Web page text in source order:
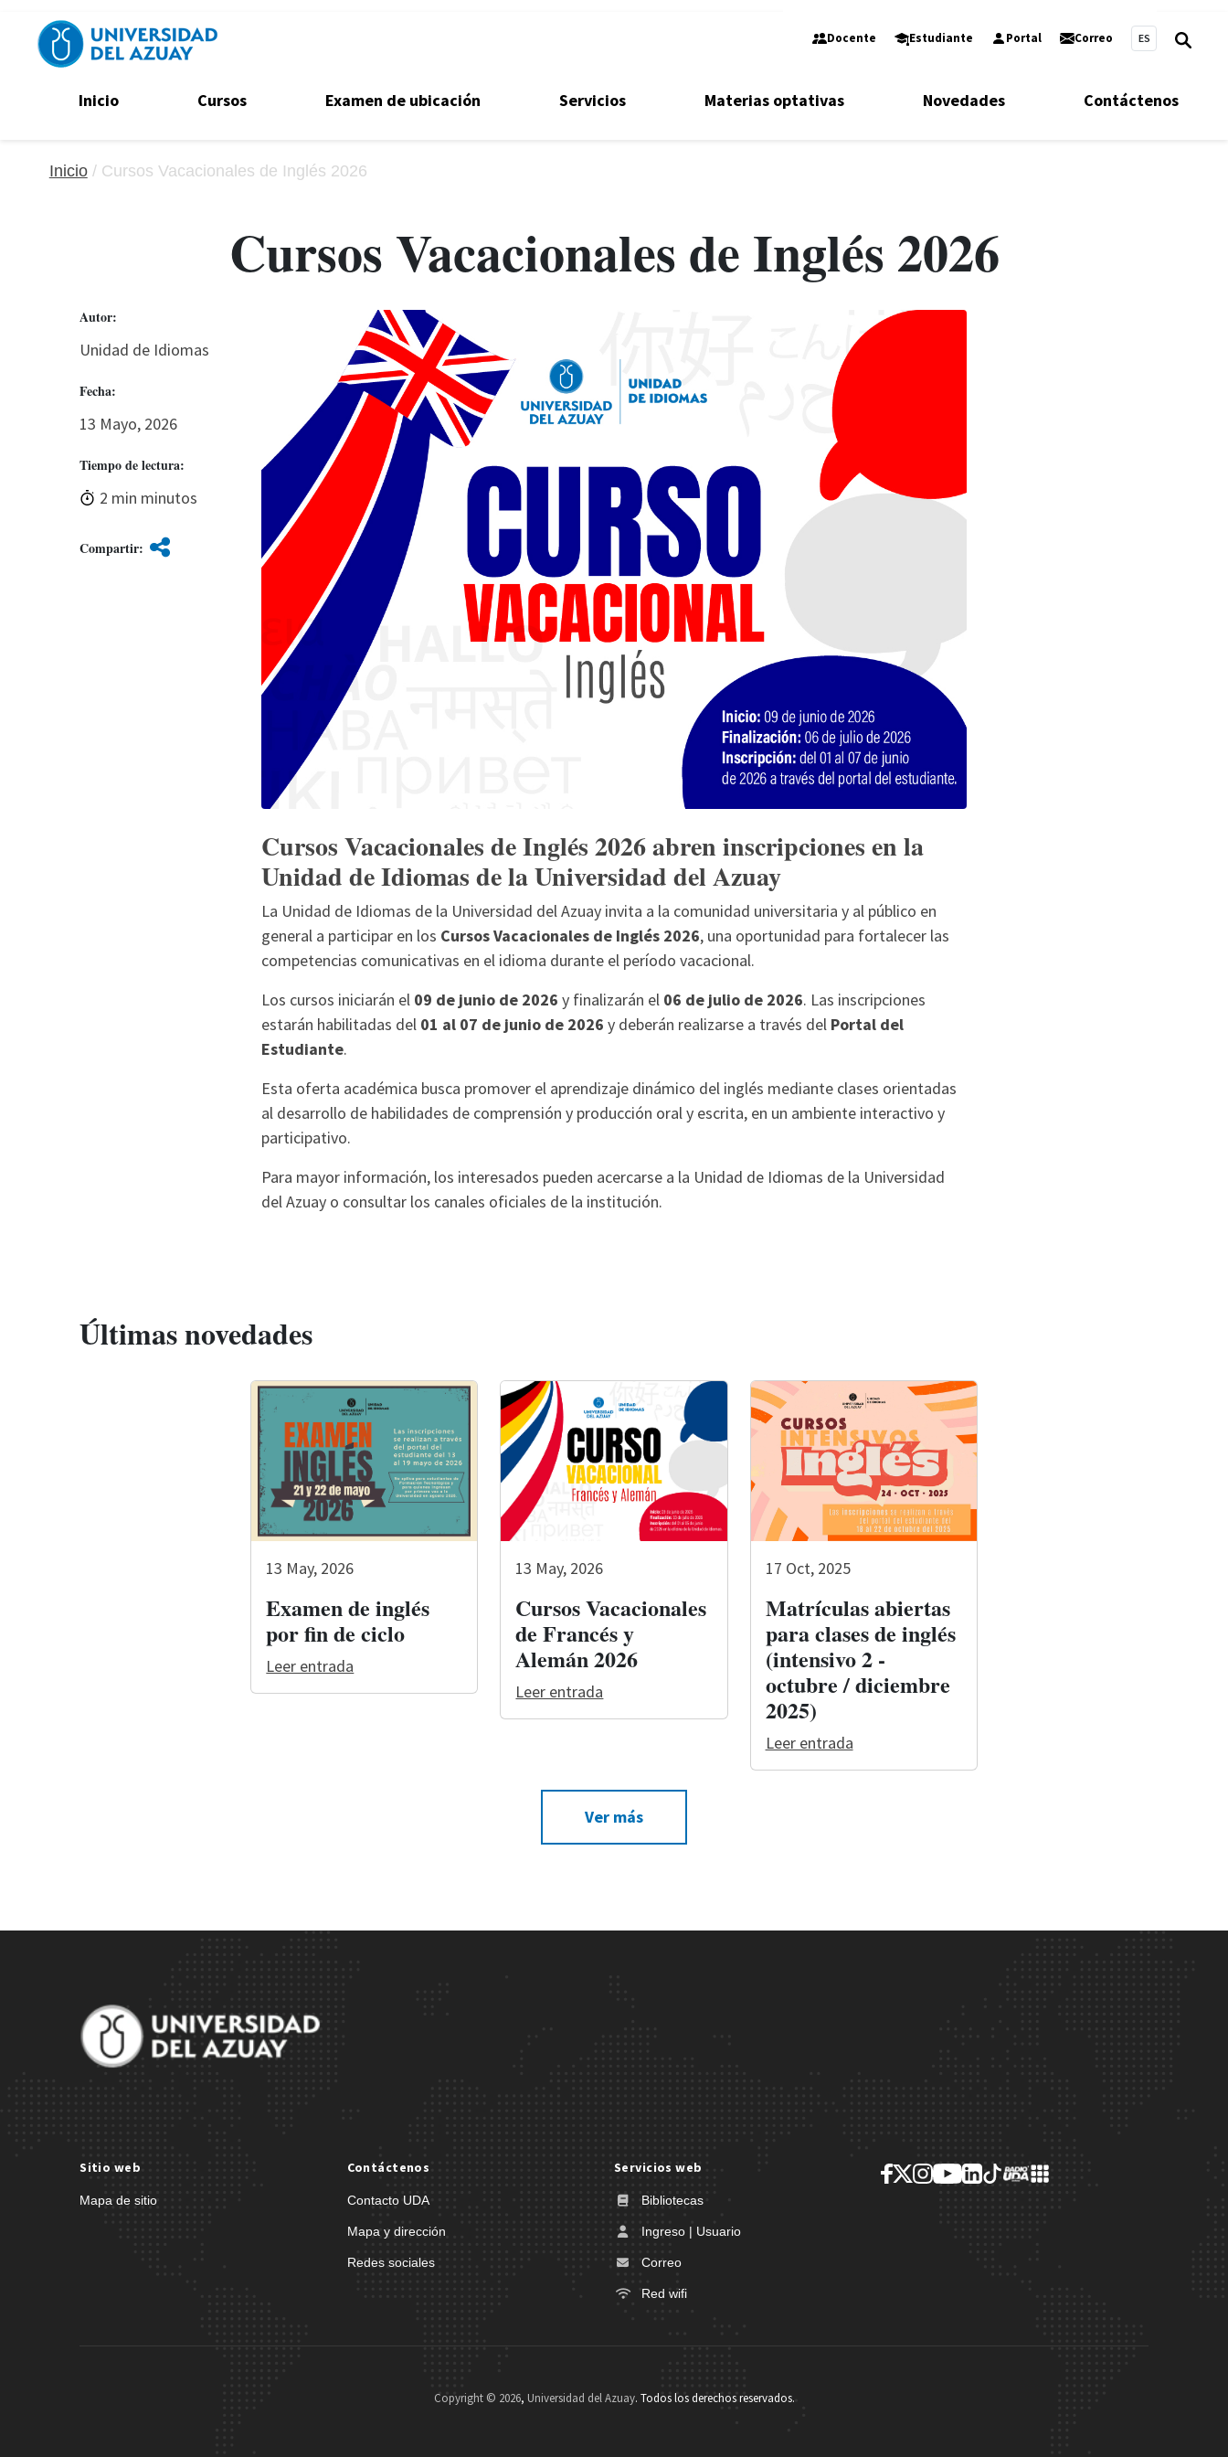
Pasar al contenido principal
Docente
Estudiante Portal Correo ES
Navegación secundaria
Inicio Cursos Examen de ubicación Servicios Materias optativas Novedades Contáctenos
Inicio Cursos Vacacionales de Inglés 2026
Cursos Vacacionales de Inglés 2026
Autor:
Unidad de Idiomas
Fecha:
13 Mayo, 2026
Tiempo de lectura:
2 min minutos
Compartir:
Cursos Vacacionales de Inglés 2026 abren inscripciones en la
Unidad de Idiomas de la Universidad del Azuay
La Unidad de Idiomas de la Universidad del Azuay invita a la comunidad universitaria y al público en
general a participar en los Cursos Vacacionales de Inglés 2026, una oportunidad para fortalecer las
competencias comunicativas en el idioma durante el período vacacional.
Los cursos iniciarán el 09 de junio de 2026 y finalizarán el 06 de julio de 2026. Las inscripciones
estarán habilitadas del 01 al 07 de junio de 2026 y deberán realizarse a través del Portal del
Estudiante.
Esta oferta académica busca promover el aprendizaje dinámico del inglés mediante clases orientadas
al desarrollo de habilidades de comprensión y producción oral y escrita, en un ambiente interactivo y
participativo.
Para mayor información, los interesados pueden acercarse a la Unidad de Idiomas de la Universidad
del Azuay o consultar los canales oficiales de la institución.
Últimas novedades
13 May, 2026
Examen de inglés
por fin de ciclo
Leer entrada
13 May, 2026
Cursos Vacacionales
de Francés y
Alemán 2026
Leer entrada
17 Oct, 2025
Matrículas abiertas
para clases de inglés
(intensivo 2 -
octubre / diciembre
2025)
Leer entrada
Ver más
Sitio web
Mapa de sitio
Contáctenos
Contacto UDA
Mapa y dirección
Redes sociales
Servicios web
Bibliotecas
Ingreso | Usuario
Correo
Red wifi
Copyright © 2026, Universidad del Azuay. Todos los derechos reservados.